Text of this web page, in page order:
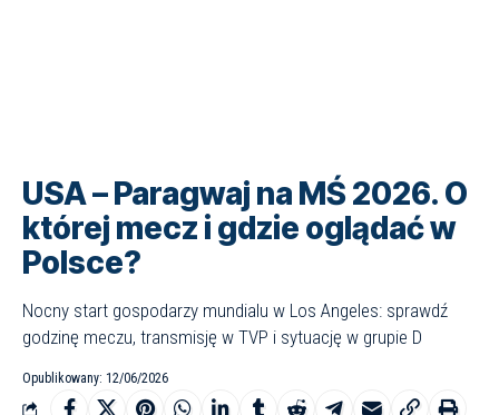
USA – Paragwaj na MŚ 2026. O
której mecz i gdzie oglądać w
Polsce?
Nocny start gospodarzy mundialu w Los Angeles: sprawdź
godzinę meczu, transmisję w TVP i sytuację w grupie D
Opublikowany: 12/06/2026